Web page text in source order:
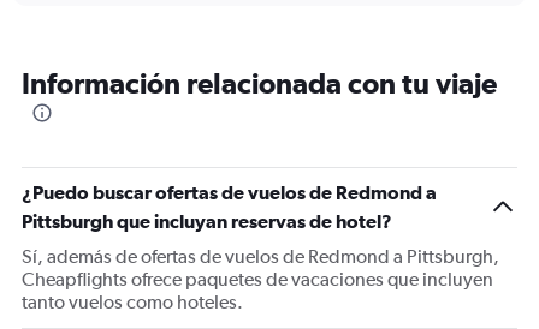
categories.
The
Y
axis
displaying
values.
Range:
0
Información relacionada con tu viaje
¿Puedo buscar ofertas de vuelos de Redmond a
Pittsburgh que incluyan reservas de hotel?
Sí, además de ofertas de vuelos de Redmond a Pittsburgh,
Cheapflights ofrece paquetes de vacaciones que incluyen
tanto vuelos como hoteles.